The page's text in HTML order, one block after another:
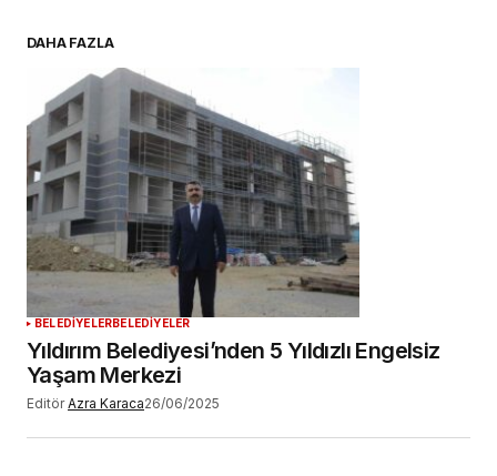
Daha sonraki yorumlarımda kullanılması için
adım, e-posta adresim ve site adresim bu
tarayıcıya kaydedilsin.
YORUM GÖNDER
DAHA FAZLA
BELEDİYELERBELEDİYELER
Yıldırım Belediyesi’nden 5 Yıldızlı Engelsiz
Yaşam Merkezi
Editör Azra Karaca26/06/2025